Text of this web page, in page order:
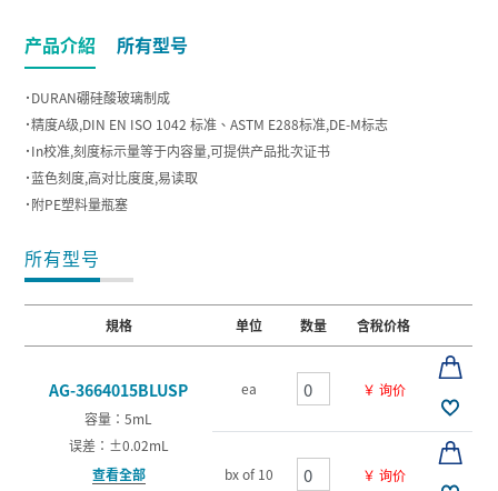
产品介紹 所有型号
˙DURAN硼硅酸玻璃制成
˙精度A级,DIN EN ISO 1042 标准、ASTM E288标准,DE-M标志
˙In校准,刻度标示量等于内容量,可提供产品批次证书
˙蓝色刻度,高对比度度,易读取
˙附PE塑料量瓶塞
所有型号
規格 单位 数量 含稅价格
AG-3664015BLUSP
容量：5mL
误差：±0.02mL
查看全部
ea ￥ 询价
bx of 10 ￥ 询价